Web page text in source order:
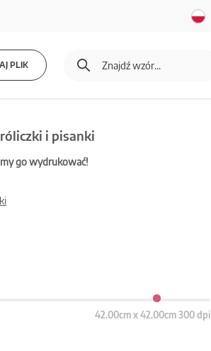
PLIK
i pisanki
go wydrukować!
42.00cm x 42.00cm 300 dpi